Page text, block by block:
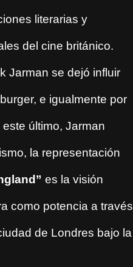
literarias y
del cine británico.
Jarman se dejó influir
e igualmente por
último, Jarman
la representación
es la visión
como potencia a través
de Londres bajo la